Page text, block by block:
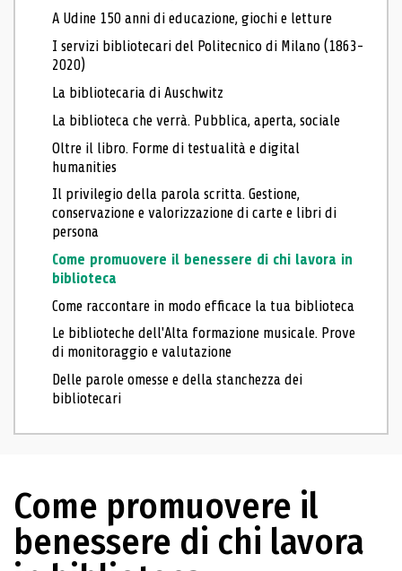
A Udine 150 anni di educazione, giochi e letture
I servizi bibliotecari del Politecnico di Milano (1863-
2020)
La bibliotecaria di Auschwitz
La biblioteca che verrà. Pubblica, aperta, sociale
Oltre il libro. Forme di testualità e digital
humanities
Il privilegio della parola scritta. Gestione,
conservazione e valorizzazione di carte e libri di
persona
Come promuovere il benessere di chi lavora in
biblioteca
Come raccontare in modo efficace la tua biblioteca
Le biblioteche dell'Alta formazione musicale. Prove
di monitoraggio e valutazione
Delle parole omesse e della stanchezza dei
bibliotecari
Come promuovere il
benessere di chi lavora